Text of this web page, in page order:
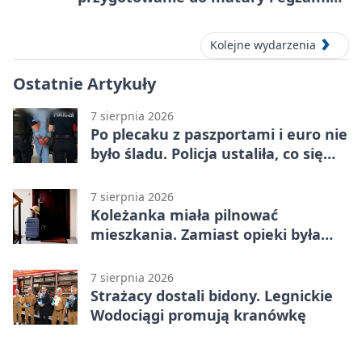
Kolejne wydarzenia
Ostatnie Artykuły
7 sierpnia 2026
Po plecaku z paszportami i euro nie
było śladu. Policja ustaliła, co się
7 sierpnia 2026
Koleżanka miała pilnować
mieszkania. Zamiast opieki była
7 sierpnia 2026
Strażacy dostali bidony. Legnickie
Wodociągi promują kranówkę